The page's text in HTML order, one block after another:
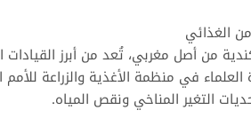
الغذائي
من أصل مغربي، تُعد من أبرز القيادات
التغير المناخي ونقص المياه.